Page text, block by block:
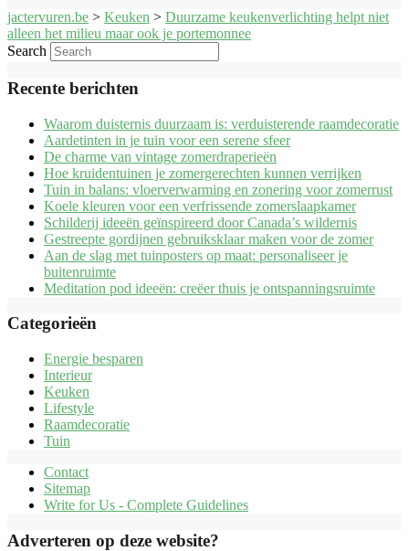
jactervuren.be > Keuken > Duurzame keukenverlichting helpt niet
alleen het milieu maar ook je portemonnee
Search
Recente berichten
Waarom duisternis duurzaam is: verduisterende raamdecoratie
Aardetinten in je tuin voor een serene sfeer
De charme van vintage zomerdraperieën
Hoe kruidentuinen je zomergerechten kunnen verrijken
Tuin in balans: vloerverwarming en zonering voor zomerrust
Koele kleuren voor een verfrissende zomerslaapkamer
Schilderij ideeën geïnspireerd door Canada’s wildernis
Gestreepte gordijnen gebruiksklaar maken voor de zomer
Aan de slag met tuinposters op maat: personaliseer je
buitenruimte
Meditation pod ideeën: creëer thuis je ontspanningsruimte
Categorieën
Energie besparen
Interieur
Keuken
Lifestyle
Raamdecoratie
Tuin
Contact
Sitemap
Write for Us - Complete Guidelines
Adverteren op deze website?